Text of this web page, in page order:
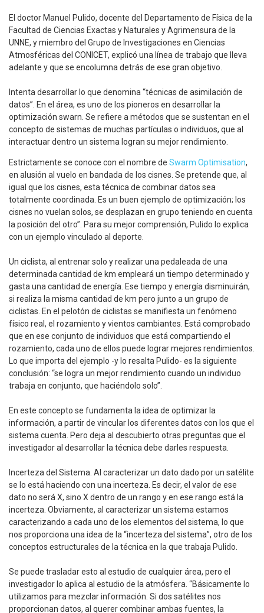
El doctor Manuel Pulido, docente del Departamento de Física de la
Facultad de Ciencias Exactas y Naturales y Agrimensura de la
UNNE, y miembro del Grupo de Investigaciones en Ciencias
Atmosféricas del CONICET, explicó una línea de trabajo que lleva
adelante y que se encolumna detrás de ese gran objetivo.
Intenta desarrollar lo que denomina “técnicas de asimilación de
datos”. En el área, es uno de los pioneros en desarrollar la
optimización swarn. Se refiere a métodos que se sustentan en el
concepto de sistemas de muchas partículas o individuos, que al
interactuar dentro un sistema logran su mejor rendimiento.
Estrictamente se conoce con el nombre de Swarm Optimisation,
en alusión al vuelo en bandada de los cisnes. Se pretende que, al
igual que los cisnes, esta técnica de combinar datos sea
totalmente coordinada. Es un buen ejemplo de optimización; los
cisnes no vuelan solos, se desplazan en grupo teniendo en cuenta
la posición del otro”. Para su mejor comprensión, Pulido lo explica
con un ejemplo vinculado al deporte.
Un ciclista, al entrenar solo y realizar una pedaleada de una
determinada cantidad de km empleará un tiempo determinado y
gasta una cantidad de energía. Ese tiempo y energía disminuirán,
si realiza la misma cantidad de km pero junto a un grupo de
ciclistas. En el pelotón de ciclistas se manifiesta un fenómeno
físico real, el rozamiento y vientos cambiantes. Está comprobado
que en ese conjunto de individuos que está compartiendo el
rozamiento, cada uno de ellos puede lograr mejores rendimientos.
Lo que importa del ejemplo -y lo resalta Pulido- es la siguiente
conclusión: “se logra un mejor rendimiento cuando un individuo
trabaja en conjunto, que haciéndolo solo”.
En este concepto se fundamenta la idea de optimizar la
información, a partir de vincular los diferentes datos con los que el
sistema cuenta. Pero deja al descubierto otras preguntas que el
investigador al desarrollar la técnica debe darles respuesta.
Incerteza del Sistema. Al caracterizar un dato dado por un satélite
se lo está haciendo con una incerteza. Es decir, el valor de ese
dato no será X, sino X dentro de un rango y en ese rango está la
incerteza. Obviamente, al caracterizar un sistema estamos
caracterizando a cada uno de los elementos del sistema, lo que
nos proporciona una idea de la “incerteza del sistema”, otro de los
conceptos estructurales de la técnica en la que trabaja Pulido.
Se puede trasladar esto al estudio de cualquier área, pero el
investigador lo aplica al estudio de la atmósfera. “Básicamente lo
utilizamos para mezclar información. Si dos satélites nos
proporcionan datos, al querer combinar ambas fuentes, la